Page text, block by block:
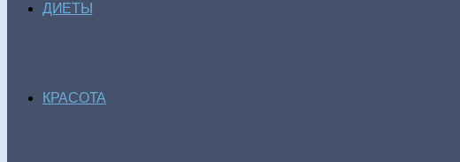
ДИЕТЫ
КРАСОТА